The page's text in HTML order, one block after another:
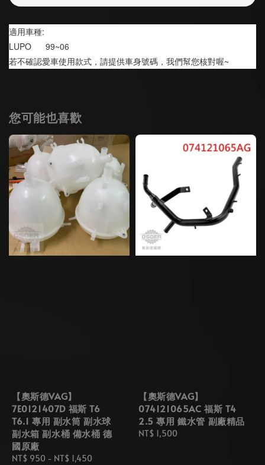
適用車種:
LUPO      99~06
若不確認愛車使用款式，請提供車身號碼，我們幫您核對喔~
您可能也喜歡
【奧斯德VAG】
7E0121407D 福斯 T6
T6.1 專用 副水筒 副水球
副水箱 副水桶 備水桶 德
國原廠
Regular
NT$ 950 - NT$ 1,450
【奧斯德VAG】
074121065AC 福斯 T4
2.5 專用 鐵水管 副廠精品
Regular
NT$ 1,500